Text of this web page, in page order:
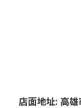
店面地址: 高